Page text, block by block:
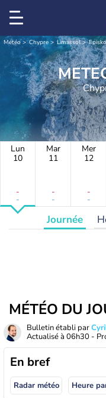
Météo Chypre Limassol
Lun
10
-
-
Mar
11
-
-
Mer
12
-
-
Journée
MÉTÉO DU
Bulletin établi par
Actualisé à 06h30 -
En bref
Radar météo Heure